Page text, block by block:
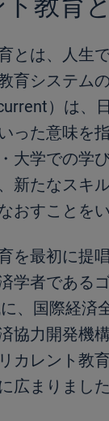
とは、人生
育システム
）は、
った意味を
大学での学
新たなスキ
おすことをい
を最初に提
学者である
、国際経済
協力開発機
カレント教
広まりました